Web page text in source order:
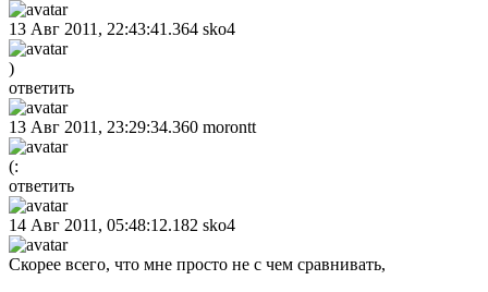
13 Авг 2011, 22:43:41.364 sko4
)
ответить
13 Авг 2011, 23:29:34.360 morontt
(:
ответить
14 Авг 2011, 05:48:12.182 sko4
Скорее всего, что мне просто не с чем сравнивать,